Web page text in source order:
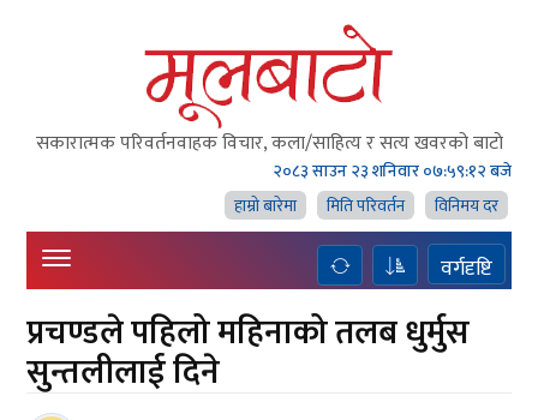
सकारात्मक परिवर्तनवाहक विचार, कला/साहित्य र सत्य खवरको बाटाे
२०८३ साउन २३ शनिवार०७:५९:१२ बजे
हाम्राे बारेमा
मिति परिवर्तन विनिमय दर
वर्गदृष्टि
प्रचण्डले पहिलो महिनाको तलब धुर्मुस
सुन्तलीलाई दिने